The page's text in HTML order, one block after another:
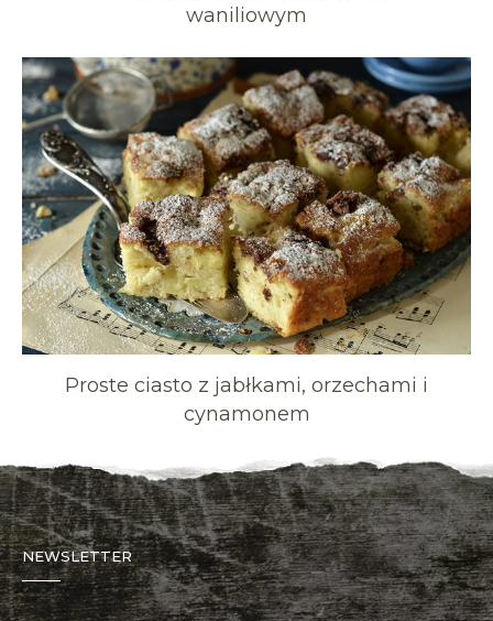
waniliowym
Proste ciasto z jabłkami, orzechami i
cynamonem
NEWSLETTER